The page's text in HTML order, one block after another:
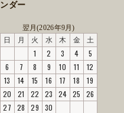
ダー
翌月(2026年9月)
日
月 火 水 木 金 土
1 2 3 4
5
6
7 8 9 10 11
12
13
14 15 16 17 18
19
20
21 22 23 24 25
26
27
28 29 30